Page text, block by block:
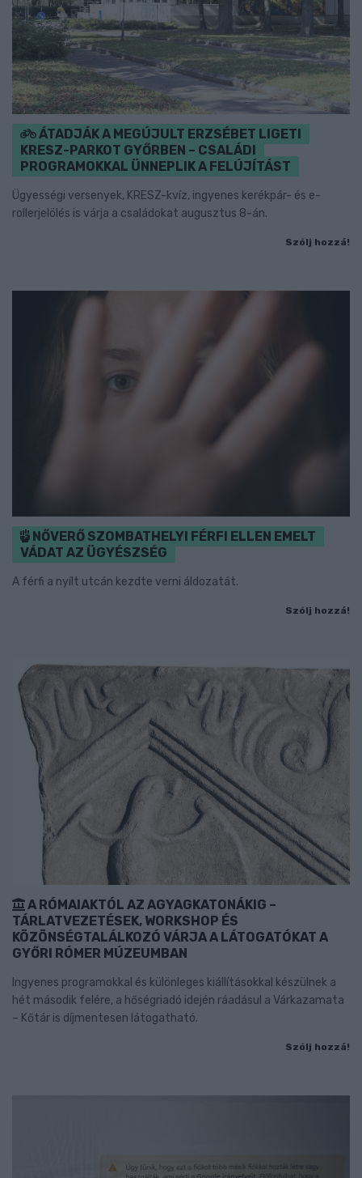
ÁTADJÁK A MEGÚJULT ERZSÉBET LIGETI
KRESZ-PARKOT GYŐRBEN – CSALÁDI
PROGRAMOKKAL ÜNNEPLIK A FELÚJÍTÁST
Ügyességi versenyek, KRESZ-kvíz, ingyenes kerékpár- és e-
rollerjelölés is várja a családokat augusztus 8-án.
Szólj hozzá!
NŐVERŐ SZOMBATHELYI FÉRFI ELLEN EMELT
VÁDAT AZ ÜGYÉSZSÉG
A férfi a nyílt utcán kezdte verni áldozatát.
Szólj hozzá!
A RÓMAIAKTÓL AZ AGYAGKATONÁKIG –
TÁRLATVEZETÉSEK, WORKSHOP ÉS
KÖZÖNSÉGTALÁLKOZÓ VÁRJA A LÁTOGATÓKAT A
GYŐRI RÓMER MÚZEUMBAN
Ingyenes programokkal és különleges kiállításokkal készülnek a
hét második felére, a hőségriadó idején ráadásul a Várkazamata
– Kőtár is díjmentesen látogatható.
Szólj hozzá!